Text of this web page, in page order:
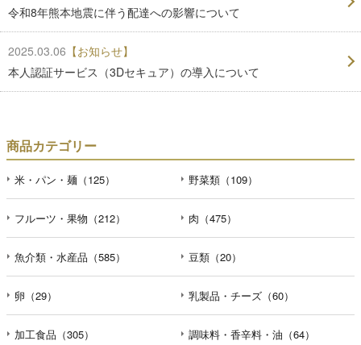
令和8年熊本地震に伴う配達への影響について
2025.03.06 【お知らせ】
本人認証サービス（3Dセキュア）の導入について
商品カテゴリー
米・パン・麺（125） 野菜類（109）
フルーツ・果物（212） 肉（475）
魚介類・水産品（585） 豆類（20）
卵（29） 乳製品・チーズ（60）
加工食品（305） 調味料・香辛料・油（64）